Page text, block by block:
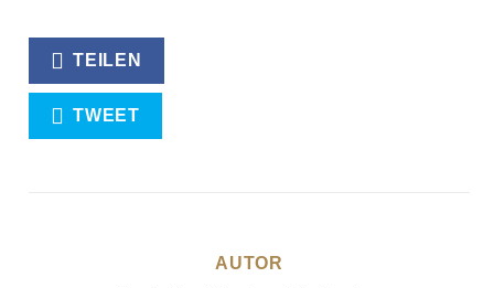
TEILEN
TWEET
AUTOR